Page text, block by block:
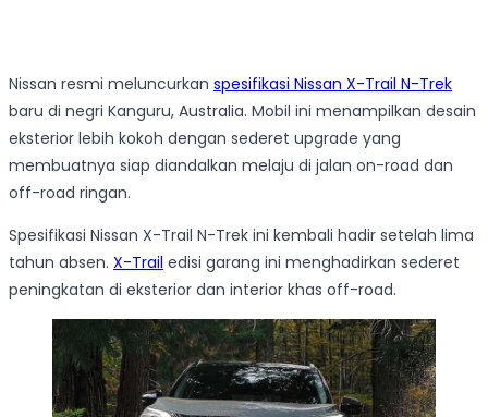
Nissan resmi meluncurkan spesifikasi Nissan X-Trail N-Trek
baru di negri Kanguru, Australia. Mobil ini menampilkan desain
eksterior lebih kokoh dengan sederet upgrade yang
membuatnya siap diandalkan melaju di jalan on-road dan
off-road ringan.
Spesifikasi Nissan X-Trail N-Trek ini kembali hadir setelah lima
tahun absen. X-Trail edisi garang ini menghadirkan sederet
peningkatan di eksterior dan interior khas off-road.